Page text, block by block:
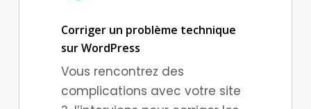
Corriger un problème technique
sur WordPress
Vous rencontrez des
complications avec votre site